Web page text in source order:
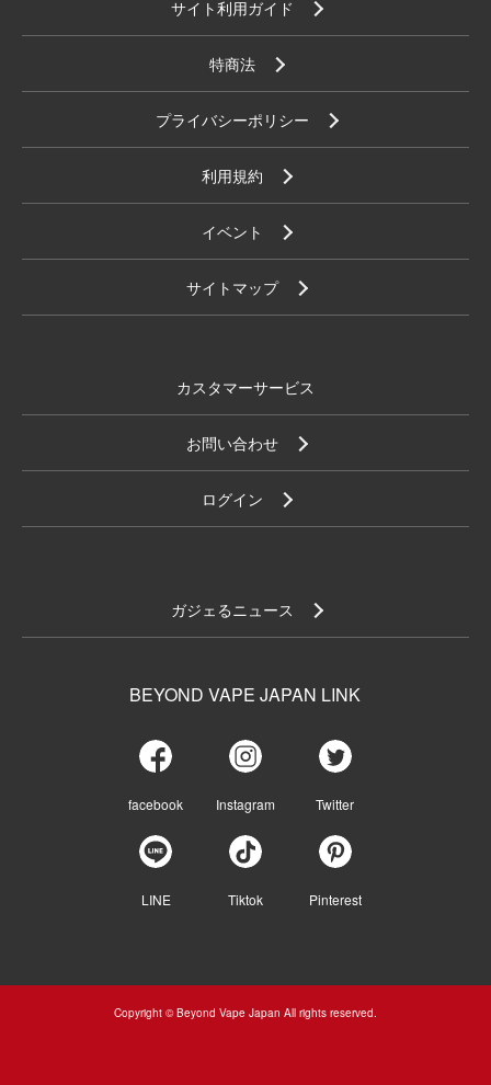
サイト利用ガイド
特商法
プライバシーポリシー
利用規約
イベント
サイトマップ
カスタマーサービス
お問い合わせ
ログイン
ガジェるニュース
BEYOND VAPE JAPAN LINK
facebook Instagram Twitter
LINE Tiktok Pinterest
Copyright © Beyond Vape Japan All rights reserved.